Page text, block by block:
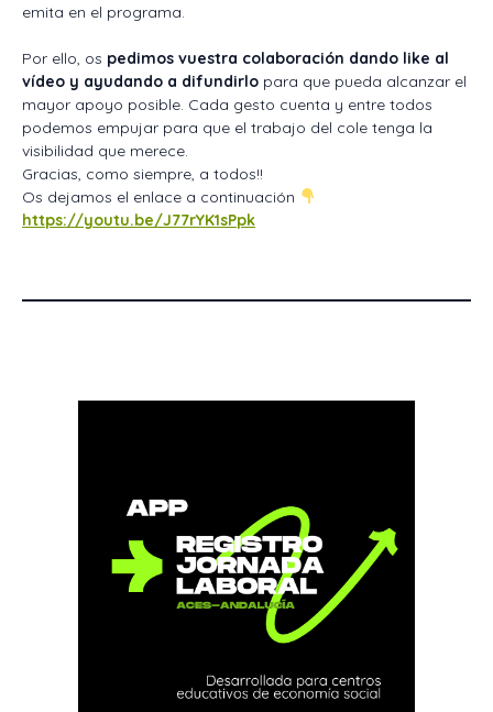
emita en el programa.
Por ello, os pedimos vuestra colaboración dando like al
vídeo y ayudando a difundirlo para que pueda alcanzar el
mayor apoyo posible. Cada gesto cuenta y entre todos
podemos empujar para que el trabajo del cole tenga la
visibilidad que merece.
Gracias, como siempre, a todos!!
Os dejamos el enlace a continuación
https://youtu.be/J77rYK1sPpk